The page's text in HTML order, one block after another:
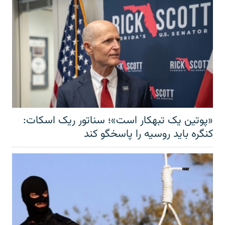
«پوتین یک تبهکار است»؛ سناتور ریک اسکات:
کنگره باید روسیه را پاسخگو کند